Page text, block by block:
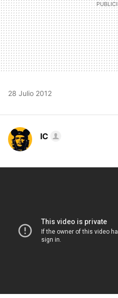
28 Julio 2012
IC